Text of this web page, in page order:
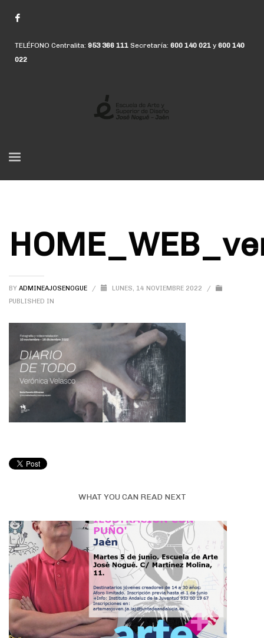
TELÉFONO Centralita: 953 366 111 Secretaría: 600 140 021 y 600 140
022
BY ADMINEAJOSENOGUE / LUNES, 14 NOVIEMBRE 2022
/
PUBLISHED IN
WHAT YOU CAN READ NEXT